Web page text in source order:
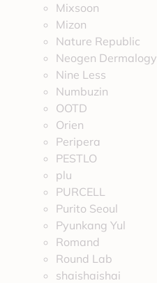
Mixsoon
Mizon
Nature Republic
Neogen Dermalogy
Nine Less
Numbuzin
OOTD
Orien
Peripera
PESTLO
plu
PURCELL
Purito Seoul
Pyunkang Yul
Romand
Round Lab
shaishaishai